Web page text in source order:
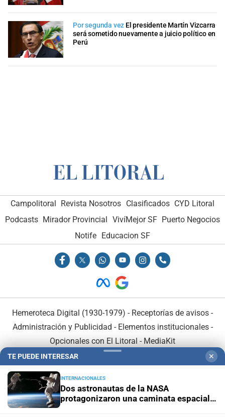
Por segunda vez El presidente Martín Vizcarra
será sometido nuevamente a juicio político en
Perú
Campolitoral Revista Nosotros Clasificados CYD Litoral
Podcasts Mirador Provincial VivíMejor SF Puerto Negocios
Notife
Educacion SF
Hemeroteca Digital (1930-1979) - Receptorías de avisos -
Administración y Publicidad - Elementos institucionales-
Opcionales con El Litoral - MediaKit
TE PUEDE INTERESAR ✕
INTERNACIONALES
Dos astronautas de la NASA
protagonizaron una caminata espacial